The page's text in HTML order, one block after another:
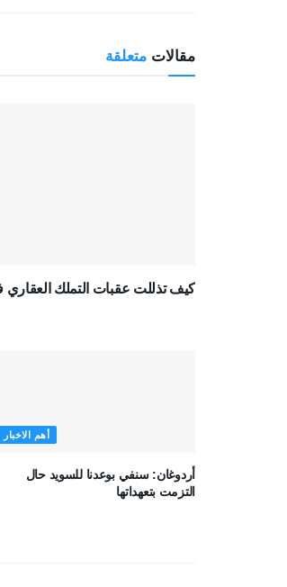
مقالات متعلقة
كيف تذللت عقبات التملك العقاري
أهم الاخبار
أردوغان: سنفي بوعدنا للسويد حال
التزمت بتعهداتها